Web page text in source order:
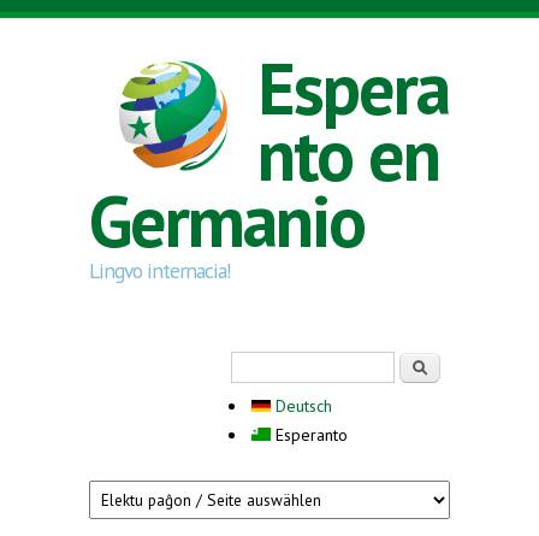
Skip to main content
Espera
nto en
Germanio
Lingvo internacia!
Deutsch
Esperanto